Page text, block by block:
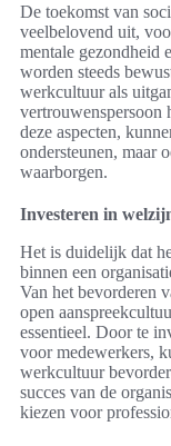
De toekomst van
veelbelovend uit,
mentale gezondheid
worden steeds
werkcultuur als
vertrouwenspersoon
deze aspecten,
ondersteunen, maar
waarborgen.
Investeren in
Het is duidelijk dat
binnen een
Van het bevorderen
open
essentieel. Door te
voor medewerkers,
werkcultuur
succes van de
kiezen voor